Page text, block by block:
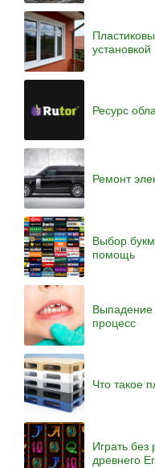
установкой
Ресурс
Ремонт
Выбор
помощь
Выпадение
процесс
Что такое
Играть без
древнего